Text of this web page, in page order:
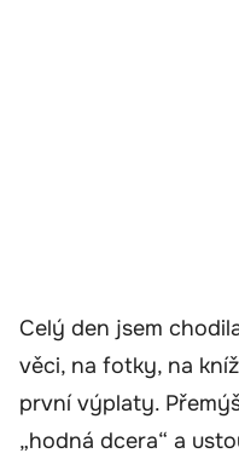
Celý den jsem
věci, na fotky, na
první výplaty.
„hodná dcera“ a